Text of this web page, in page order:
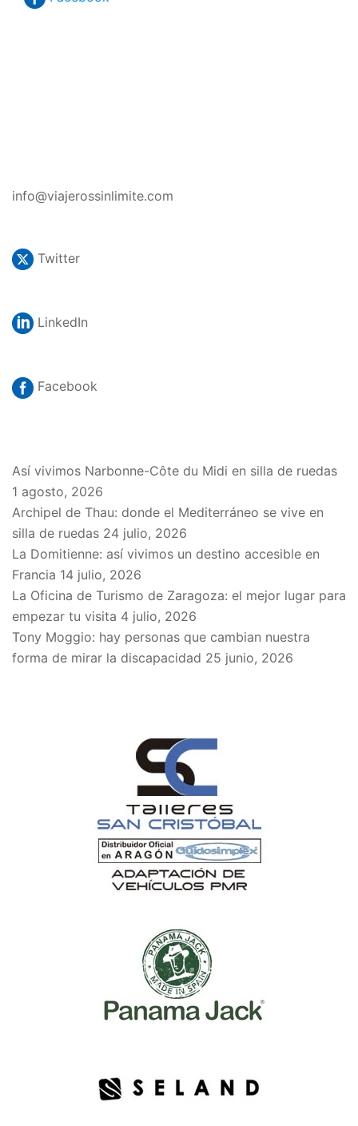
info@viajerossinlimite.com
Twitter
LinkedIn
Facebook
Así vivimos Narbonne-Côte du Midi en silla de ruedas
1 agosto, 2026
Archipel de Thau: donde el Mediterráneo se vive en
silla de ruedas 24 julio, 2026
La Domitienne: así vivimos un destino accesible en
Francia 14 julio, 2026
La Oficina de Turismo de Zaragoza: el mejor lugar para
empezar tu visita 4 julio, 2026
Tony Moggio: hay personas que cambian nuestra
forma de mirar la discapacidad 25 junio, 2026